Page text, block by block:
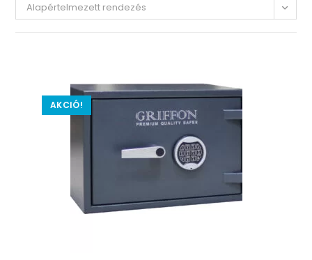
Alapértelmezett rendezés
AKCIÓ!